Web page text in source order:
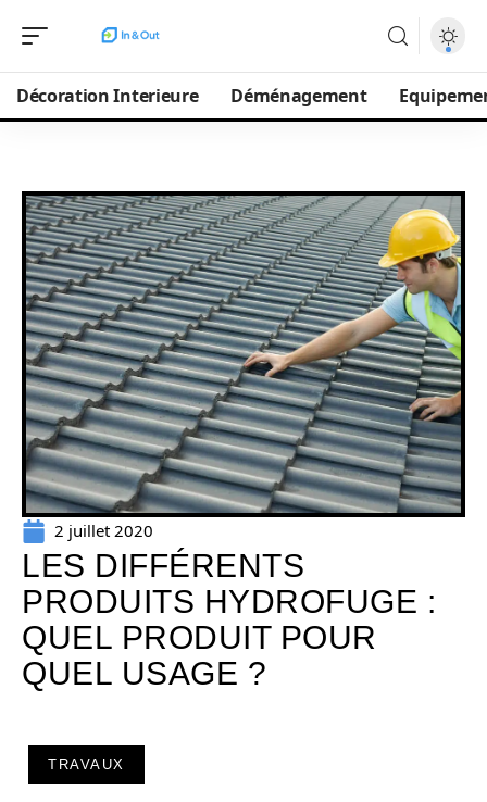
Décoration Interieure Déménagement
2 juillet 2020
LES DIFFÉRENTS
PRODUITS HYDROFUGE :
QUEL PRODUIT POUR
QUEL USAGE ?
TRAVAUX